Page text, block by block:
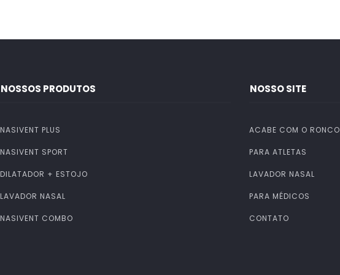
NOSSOS PRODUTOS
NASIVENT PLUS
NASIVENT SPORT
DILATADOR + ESTOJO
LAVADOR NASAL
NASIVENT COMBO
NOSSO SITE
ACABE COM O RONCO
PARA ATLETAS
LAVADOR NASAL
PARA MÉDICOS
CONTATO